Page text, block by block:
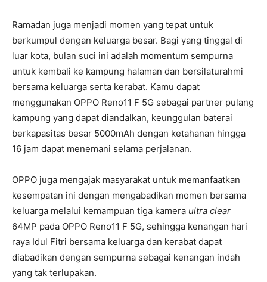
Ramadan juga menjadi momen yang tepat untuk
berkumpul dengan keluarga besar. Bagi yang tinggal di
luar kota, bulan suci ini adalah momentum sempurna
untuk kembali ke kampung halaman dan bersilaturahmi
bersama keluarga serta kerabat. Kamu dapat
menggunakan OPPO Reno11 F 5G sebagai partner pulang
kampung yang dapat diandalkan, keunggulan baterai
berkapasitas besar 5000mAh dengan ketahanan hingga
16 jam dapat menemani selama perjalanan.
OPPO juga mengajak masyarakat untuk memanfaatkan
kesempatan ini dengan mengabadikan momen bersama
keluarga melalui kemampuan tiga kamera ultra clear
64MP pada OPPO Reno11 F 5G, sehingga kenangan hari
raya Idul Fitri bersama keluarga dan kerabat dapat
diabadikan dengan sempurna sebagai kenangan indah
yang tak terlupakan.